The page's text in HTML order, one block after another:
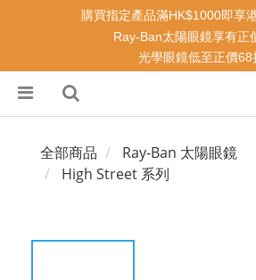
全部商品
Ray-Ban 太陽眼鏡
High Street 系列
購買指定產品滿HK$1000即享
Ray-Ban太陽眼鏡享有正
光學眼鏡低至正價68